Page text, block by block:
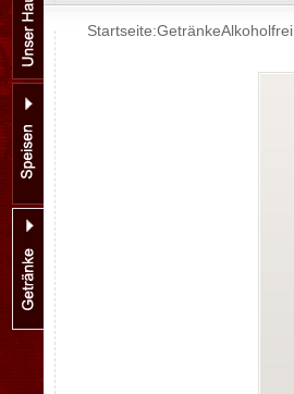
Startseite:GetränkeAlkoholfrei